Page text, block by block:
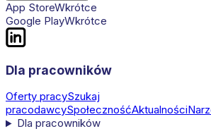
App StoreWkrótce
Google PlayWkrótce
Dla pracowników
Oferty pracySzukaj
pracodawcySpołecznośćAktualności
Dla pracowników